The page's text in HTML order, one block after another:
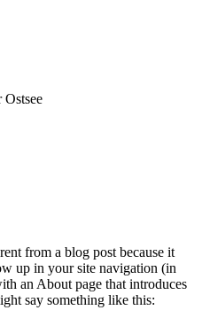
from a blog post because it
up in your site navigation (in
an About page that introduces
say something like this: